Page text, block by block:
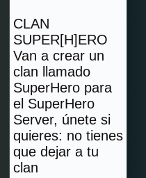
CLAN
SUPER[H]ERO
Van a crear un
clan llamado
SuperHero para
el SuperHero
Server, únete si
quieres: no tienes
que dejar a tu
clan